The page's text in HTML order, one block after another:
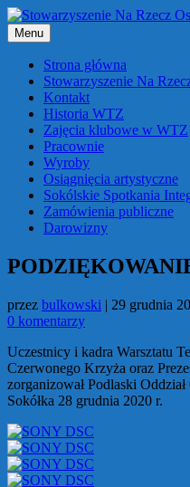
Przejdź
do
treści
Menu
Strona główna
Stowarzyszenie Na
Kontakt
Historia WTZ
Zajęcia klubowe w WTZ
Pracownie
Wyroby
Osiągnięcia artystyczne
Sokólskie Spotkania
Zamówienia publiczne
Darowizny
przez bulkowski | 29 grudnia
0 komentarzy
Uczestnicy i kadra Warsztatu
Czerwonego Krzyża oraz
zorganizował Podlaski
Sokółka 28 grudnia 2020 r.